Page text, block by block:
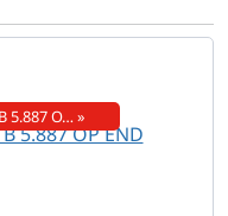
5.887 O… »